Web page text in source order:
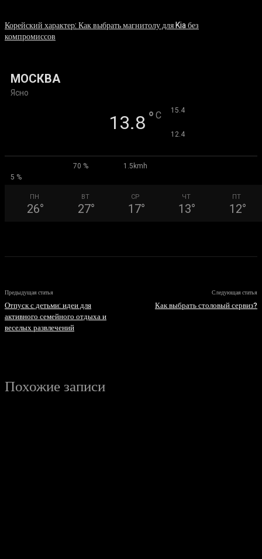
Корейский характер: Как выбрать магнитолу для Kia без
компромиссов
МОСКВА
Ясно
13.8 ° C 15.4
12.4
70 %
1.5kmh
5 %
ПН
26°
ВТ
27°
СР
17°
ЧТ
13°
ПТ
12°
Предыдущая статья
Отпуск с детьми: идеи для
активного семейного отдыха и
веселых развлечений
Следующая статья
Как выбрать столовый сервиз?
Похожие записи